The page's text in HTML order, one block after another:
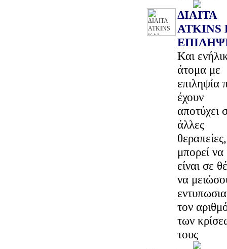
ΔΙΑΙΤΑ
ATKINS
Και
άτομα με
επιληψία
έχουν
αποτύχει
άλλες
θεραπείες,
μπορεί να
είναι σε
να
τον
των
τους